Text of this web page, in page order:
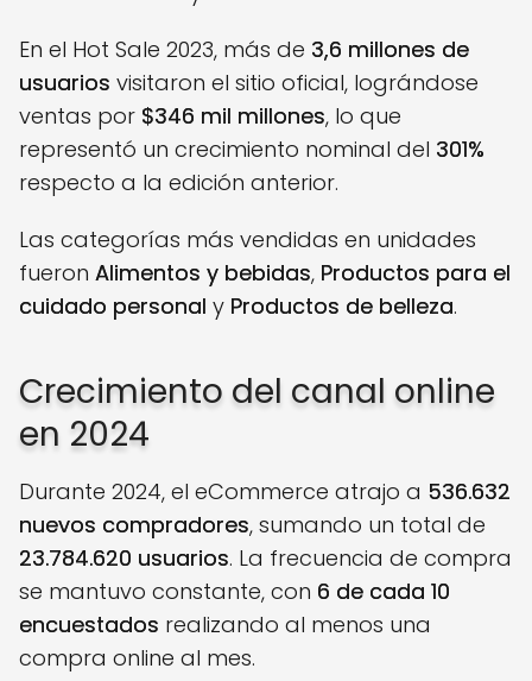
En el Hot Sale 2023, más de 3,6 millones de
usuarios visitaron el sitio oficial, lográndose
ventas por $346 mil millones, lo que
representó un crecimiento nominal del 301%
respecto a la edición anterior.
Las categorías más vendidas en unidades
fueron Alimentos y bebidas, Productos para el
cuidado personal y Productos de belleza.
Crecimiento del canal online
en 2024
Durante 2024, el eCommerce atrajo a 536.632
nuevos compradores, sumando un total de
23.784.620 usuarios. La frecuencia de compra
se mantuvo constante, con 6 de cada 10
encuestados realizando al menos una
compra online al mes.